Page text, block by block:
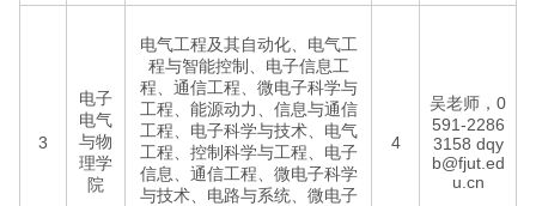
3
电子
电气
与物
理学
院
电气工程及其自动化、电气工
程与智能控制、电子信息工
程、通信工程、微电子科学与
工程、能源动力、信息与通信
工程、电子科学与技术、电气
工程、控制科学与工程、电子
信息、通信工程、微电子科学
与技术、电路与系统、微电子
4
吴老师，0
591-2286
3158 dqy
b@fjut.ed
u.cn